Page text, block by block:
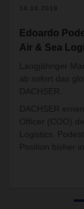
14.10.2019
Edoardo
Air & Sea
Langjähriger
ab sofort das
DACHSER.
DACHSER
Officer (COO)
Logistics.
Position bisher